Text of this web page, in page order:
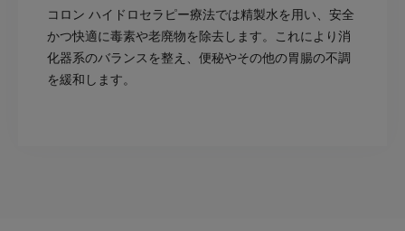
コロン ハイドロセラピー療法では精製水を用い、安全
かつ快適に毒素や老廃物を除去します。これにより消
化器系のバランスを整え、便秘やその他の胃腸の不調
を緩和します。